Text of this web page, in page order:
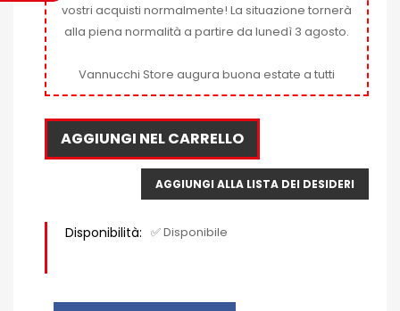
vostri acquisti normalmente! La situazione tornerà
alla piena normalità a partire da lunedì 3 agosto.
Vannucchi Store augura buona estate a tutti
AGGIUNGI NEL CARRELLO
AGGIUNGI ALLA LISTA DEI DESIDERI
Disponibilità: ✅ Disponibile